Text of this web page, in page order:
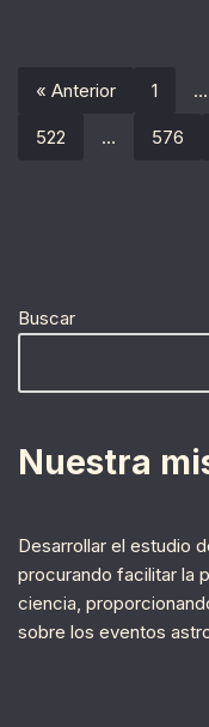
« Anterior 1 …
522 … 576
Buscar
Nuestra
Desarrollar el estudio
procurando facilitar la
ciencia,
sobre los eventos